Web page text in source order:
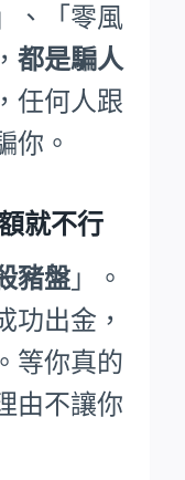
、「零風
都是騙人
任何人跟
你。
就不行
豬盤 」。
功出金，
等你真的
由不讓你